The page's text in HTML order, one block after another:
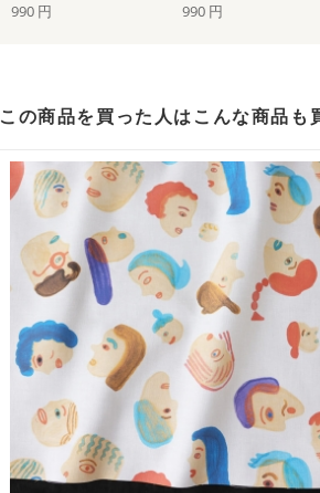
990 円 990 円
この商品を買った人はこんな商品も